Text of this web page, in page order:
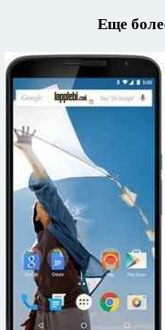
Еще